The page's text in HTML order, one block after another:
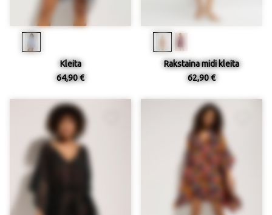
Kleita
64,90 €
Rakstaina midi kleita
62,90 €